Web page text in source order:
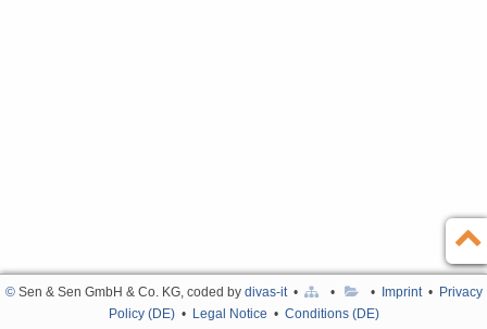
©Sen & Sen GmbH & Co. KG, coded by divas-it• • • Imprint• Privacy
Policy (DE)• Legal Notice • Conditions (DE)